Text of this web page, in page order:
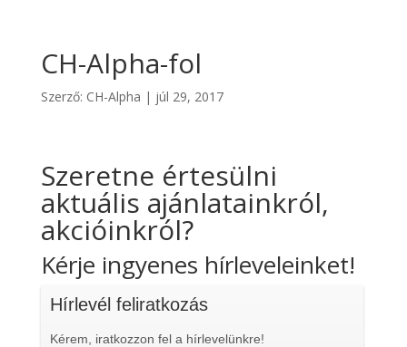
CH-Alpha-fol
Szerző: CH-Alpha | júl 29, 2017
Szeretne értesülni
aktuális ajánlatainkról,
akcióinkról?
Kérje ingyenes hírleveleinket!
Hírlevél feliratkozás
Kérem, iratkozzon fel a hírlevelünkre!